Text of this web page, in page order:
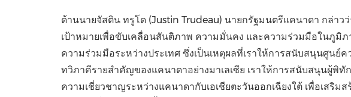
ด้านนายจัสติน ทรูโด (Justin Trudeau) นายกรัฐมนตรีแคนาดา กล่าวว่
เป้าหมายเพื่อขับเคลื่อนสันติภาพ ความมั่นคง และความร่วมมือในภูมิ
ความร่วมมือระหว่างประเทศ ซึ่งเป็นเหตุผลที่เราให้การสนับสนุนศูนย์
ทวิภาคีรายสำคัญของแคนาดาอย่างมาเลเซีย เราให้การสนับสนุนผู้พิ
ความเชี่ยวชาญระหว่างแคนาดากับเอเชียตะวันออกเฉียงใต้ เพื่อเสริ